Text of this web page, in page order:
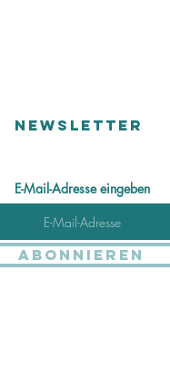
NEWSLETTER
E-Mail-Adresse eingeben
Abonnieren